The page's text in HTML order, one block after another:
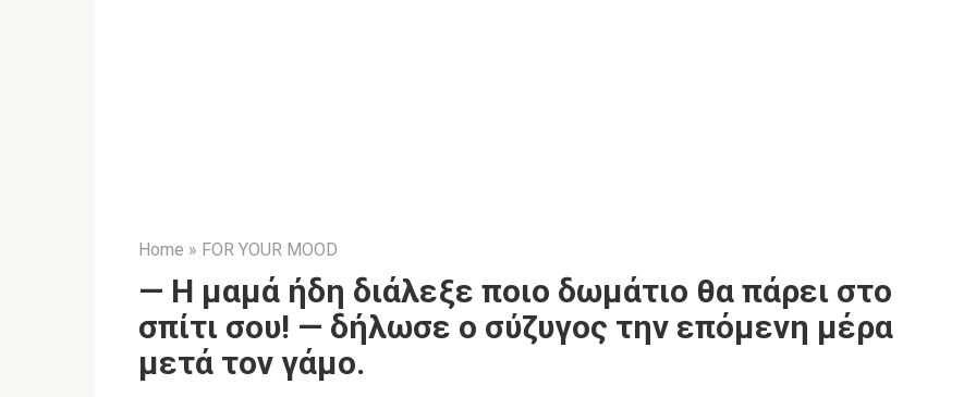
Home » FOR YOUR MOOD
— Η μαμά ήδη διάλεξε ποιο δωμάτιο θα πάρει στο
σπίτι σου! — δήλωσε ο σύζυγος την επόμενη μέρα
μετά τον γάμο.